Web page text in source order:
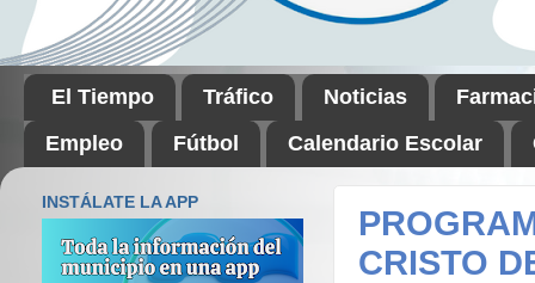
El Tiempo Tráfico Noticias
Empleo
Fútbol Calendario Escolar
CRISTO
INSTÁLATE LA APP